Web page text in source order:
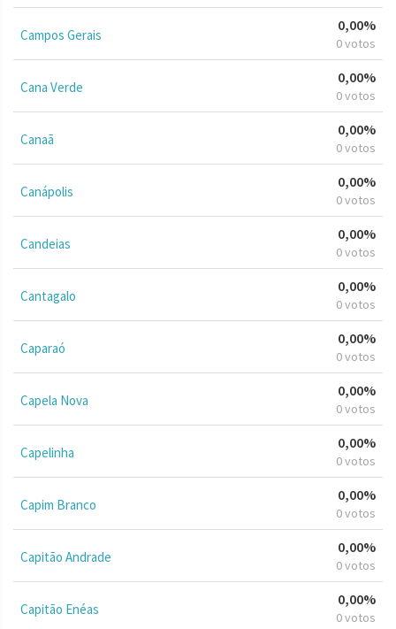
Campos Gerais
0,00%
0 votos
Cana Verde
0,00%
0 votos
Canaã
0,00%
0 votos
Canápolis
0,00%
0 votos
Candeias
0,00%
0 votos
Cantagalo
0,00%
0 votos
Caparaó
0,00%
0 votos
Capela Nova
0,00%
0 votos
Capelinha
0,00%
0 votos
Capim Branco
0,00%
0 votos
Capitão Andrade
0,00%
0 votos
Capitão Enéas
0,00%
0 votos